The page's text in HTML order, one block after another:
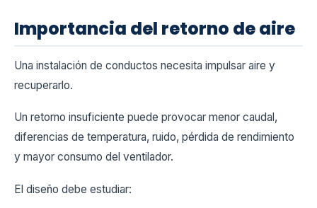
Importancia del retorno de aire
Una instalación de conductos necesita impulsar aire y
recuperarlo.
Un retorno insuficiente puede provocar menor caudal,
diferencias de temperatura, ruido, pérdida de rendimiento
y mayor consumo del ventilador.
El diseño debe estudiar: